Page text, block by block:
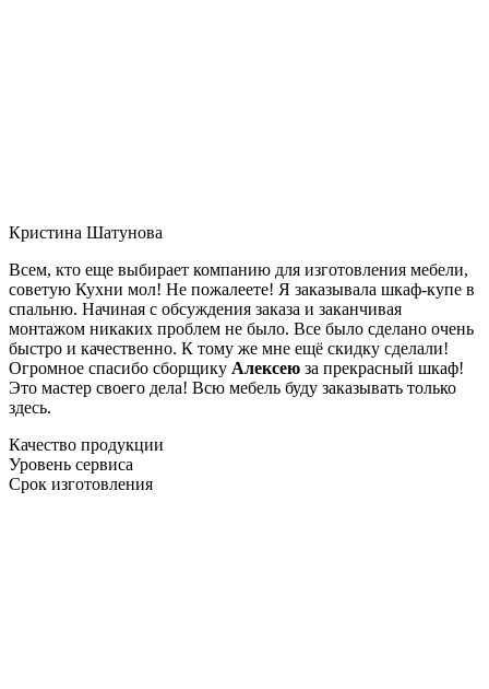
Кристина Шатунова
Всем, кто еще выбирает компанию для изготовления мебели,
советую Кухни мол! Не пожалеете! Я заказывала шкаф-купе в
спальню. Начиная с обсуждения заказа и заканчивая
монтажом никаких проблем не было. Все было сделано очень
быстро и качественно. К тому же мне ещё скидку сделали!
Огромное спасибо сборщику Алексею за прекрасный шкаф!
Это мастер своего дела! Всю мебель буду заказывать только
здесь.
Качество продукции
Уровень сервиса
Срок изготовления